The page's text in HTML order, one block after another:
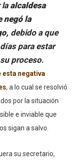
laalcaldesa
negó la
debido a que
para estar
proceso.
esta negativa
, a lo cual se resolvió
por la situación
e inviable que
sigan a salvo.
su secretario,